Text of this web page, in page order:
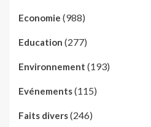
Economie (988)
Education (277)
Environnement (193)
Evénements(115)
Faits divers(246)